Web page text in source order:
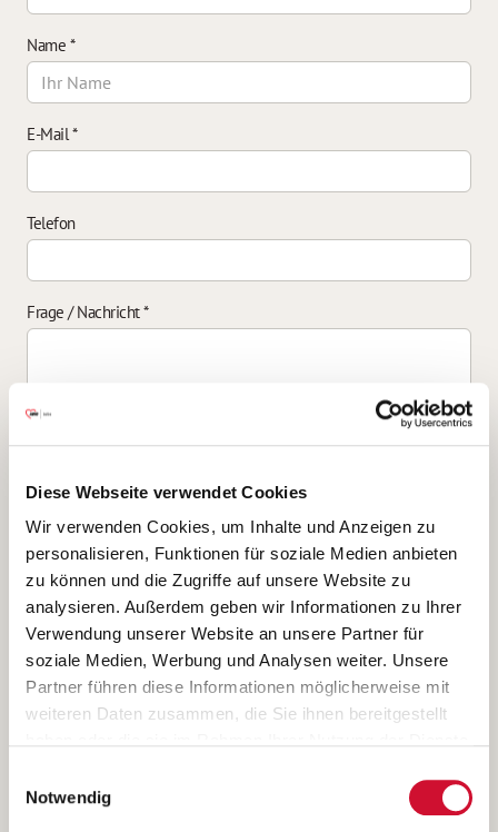
Diese Webseite verwendet Cookies
Wir verwenden Cookies, um Inhalte und Anzeigen zu
personalisieren, Funktionen für soziale Medien anbieten
zu können und die Zugriffe auf unsere Website zu
analysieren. Außerdem geben wir Informationen zu Ihrer
Verwendung unserer Website an unsere Partner für
soziale Medien, Werbung und Analysen weiter. Unsere
Partner führen diese Informationen möglicherweise mit
weiteren Daten zusammen, die Sie ihnen bereitgestellt
Wenn Sie auf „Cookies zulassen“ klicken, so stimmen
Sie der Speicherung sämtlicher Cookies zu. Sie können
Notwendig
Name *
E-Mail*
Telefon
Frage / Nachricht*
Ich bin damit einverstanden, dass meine personenbezogenen Daten
ausschließlich zum Zweck der Durchführung der Kontaktanfrage
verarbeitet, auf IT- Systemen der Garitz Bewirtschaftungsbetriebe
GmbH, Heinrich-von-Kleist-Straße 2, 97688 Bad Kissingen
(Betreiber) gespeichert und an die für das Stellenangebot
verantwortliche Stelle zur Kontaktaufnahme weitergegeben
werden.
Diese Einwilligungserklärung kann ich jederzeit gegenüber dem
Weitere Details können Sie der
entnehmen.